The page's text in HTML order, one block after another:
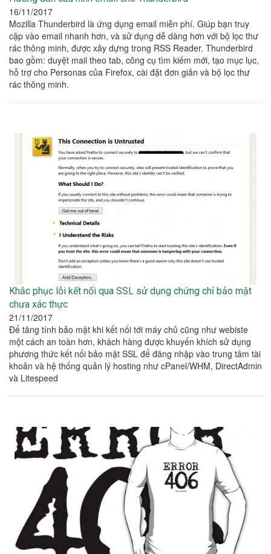
16/11/2017
Mozilla Thunderbird là ứng dụng email miễn phí. Giúp bạn truy
cập vào email nhanh hơn, và sử dụng dễ dàng hơn với bộ lọc thư
rác thông minh, được xây dựng trong RSS Reader. Thunderbird
bao gồm: duyệt mail theo tab, công cụ tìm kiếm mới, tạo mục lục,
hỗ trợ cho Personas của Firefox, cài đặt đơn giản và bộ lọc thư
rác thông minh.
Khắc phục lỗi kết nối qua SSL sử dụng chứng chỉ bảo mật
chưa xác thực
21/11/2017
Để tăng tính bảo mật khi kết nối tới máy chủ cũng như webiste
một cách an toàn hơn, khách hàng được khuyến khích sử dụng
phương thức kết nối bảo mật SSL để đăng nhập vào trung tâm tài
khoản và hệ thống quản lý hosting như cPanel/WHM, DirectAdmin
và Litespeed